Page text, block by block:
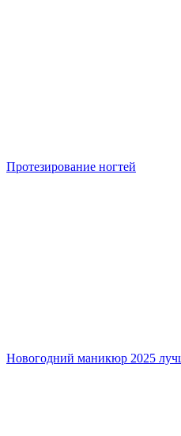
Протезирование ногтей
Новогодний маникюр 2025